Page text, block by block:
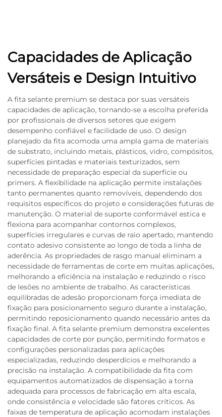
Capacidades de Aplicação
Versáteis e Design Intuitivo
A fita selante premium se destaca por suas versáteis
capacidades de aplicação, tornando-se a escolha preferida
por profissionais de diversos setores que exigem
desempenho confiável e facilidade de uso. O design
planejado da fita acomoda uma ampla gama de materiais
de substrato, incluindo metais, plásticos, vidro, compósitos,
superfícies pintadas e materiais texturizados, sem
necessidade de preparação especial da superfície ou
primers. A flexibilidade na aplicação permite instalações
tanto permanentes quanto removíveis, dependendo dos
requisitos específicos do projeto e considerações futuras de
manutenção. O material de suporte conformável estica e
flexiona para acompanhar contornos complexos,
superfícies irregulares e curvas de raio apertado, mantendo
contato adesivo consistente ao longo de toda a linha de
aderência. As propriedades de rasgo manual eliminam a
necessidade de ferramentas de corte em muitas aplicações,
melhorando a eficiência na instalação e reduzindo o risco
de lesões no ambiente de trabalho. As características
equilibradas de adesão proporcionam força imediata de
fixação para posicionamento seguro durante a instalação,
permitindo reposicionamento quando necessário antes da
fixação final. A fita selante premium demonstra excelentes
capacidades de corte por punção, permitindo formatos e
configurações personalizadas para aplicações
especializadas, reduzindo desperdícios e melhorando a
precisão na instalação. A compatibilidade da fita com
equipamentos automatizados de dispensação a torna
adequada para processos de fabricação em alta escala,
onde consistência e velocidade são fatores críticos. As
faixas de temperatura de aplicação acomodam instalações